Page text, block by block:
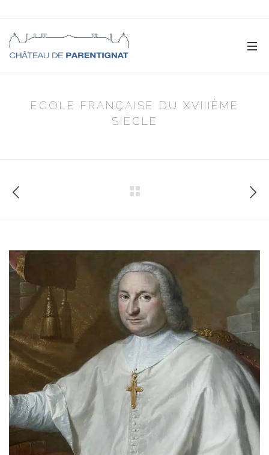
ECOLE FRANÇAISE DU XVIIIÈME
SIÈCLE